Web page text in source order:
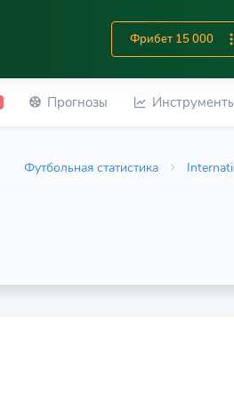
Фрибет 15 000
Прогнозы
Футбольная статистика